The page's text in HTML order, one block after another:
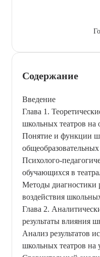
Содержание
Введение
Глава 1.
школьных театров на
Понятие и функции
Психолого-
обучающихся в
Методы диагностики
воздействия
Глава 2.
результаты влияния
Анализ результатов
школьных театров на